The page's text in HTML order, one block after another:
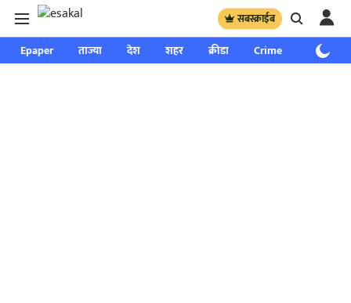
सबस्क्राईब
Epaper ताज्या देश शहर क्रीडा Crime साप्ताहिक